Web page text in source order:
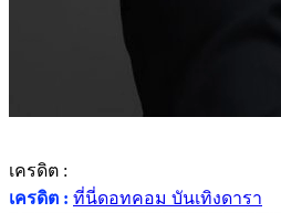
เครดิต :
เครดิต : ที่นี่ดอทคอม บันเทิงดารา